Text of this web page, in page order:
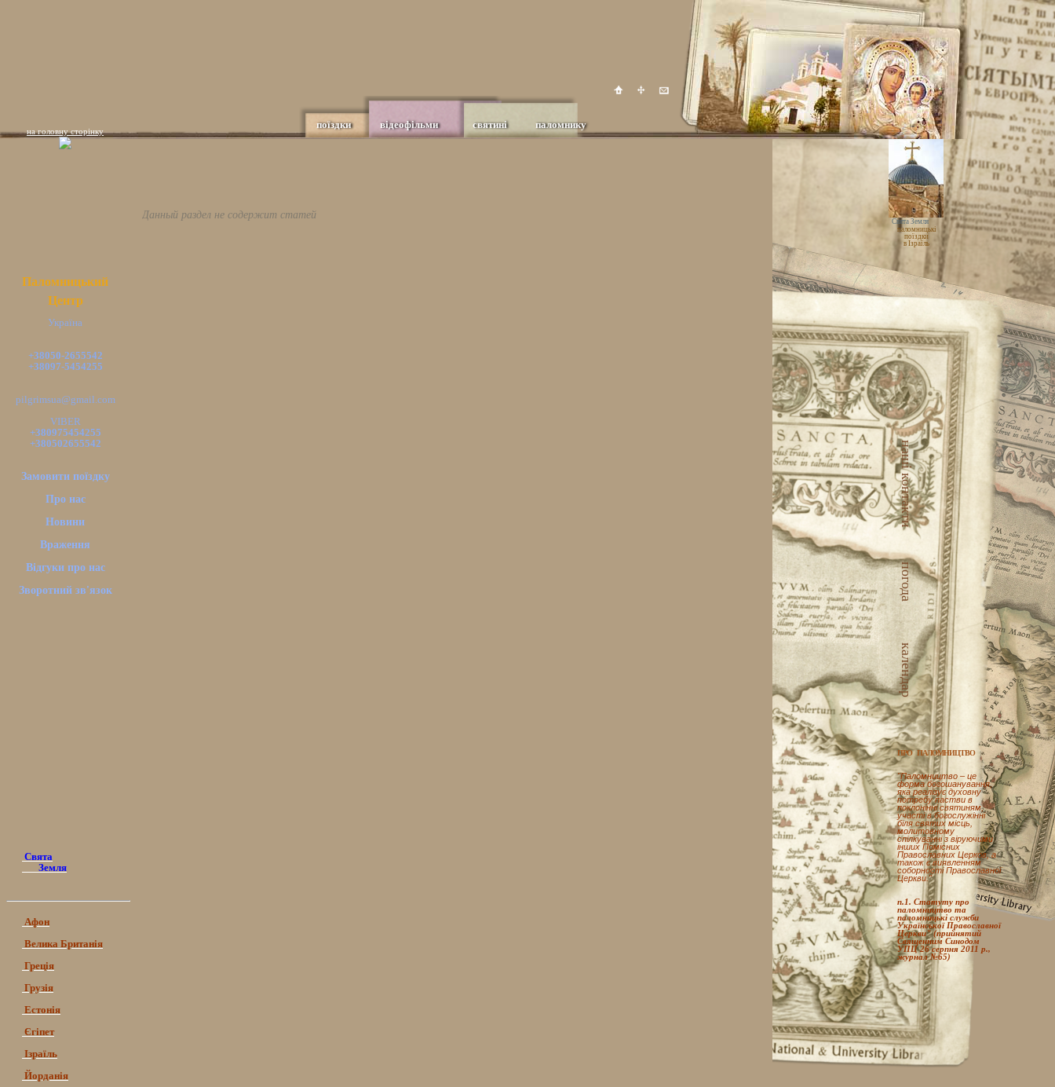
поїздки відеофільми святині паломнику
на головну сторінку
Паломницький
Центр
Україна
+38050-2655542
+38097-5454255
pilgrimsua@gmail.com
VIBER
+380975454255
+380502655542
Замовити поїздку
Про нас
Новини
Враження
Відгуки про нас
Зворотний зв'язок
Свята
Земля
Афон
Велика Британія
Греція
Грузія
Естонія
Єгіпет
Ізраїль
Йорданія
Свята Земля
паломницькі
поїздки
в Ізраїль
наші контакти
погода
календар
Данный раздел не содержит статей
ПРО ПАЛОМНИЦТВО
"Паломництво – це
форма богошанування,
яка реалізує духовну
потребу пастви в
поклонінні святиням,
участі в богослужінні
біля святих місць,
молитовному
спілкуванні з віруючими
інших Помісних
Православних Церков, а
також є виявленням
соборності Православної
Церкви."
п.1. Статуту про
паломництво та
паломницькі служби
Української Православної
Церкви" (прийнятий
Священним Синодом
УПЦ 26 серпня 2011 р.,
журнал №65)